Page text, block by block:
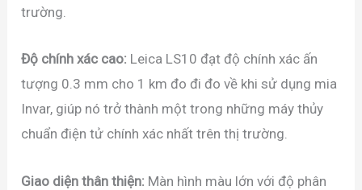
trường.
Độ chính xác cao: Leica LS10 đạt độ chính xác ấn
tượng 0.3 mm cho 1 km đo đi đo về khi sử dụng mia
Invar, giúp nó trở thành một trong những máy thủy
chuẩn điện tử chính xác nhất trên thị trường.
Giao diện thân thiện: Màn hình màu lớn với độ phân